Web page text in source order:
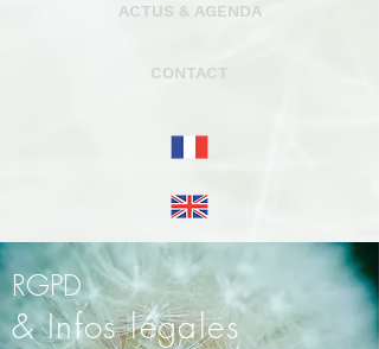
ACTUS & AGENDA
CONTACT
RGPD
& Infos légales